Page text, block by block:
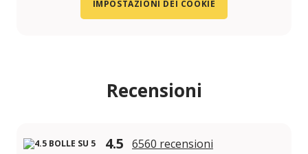
IMPOSTAZIONI DEI COOKIE
Recensioni
4.5 6560 recensioni